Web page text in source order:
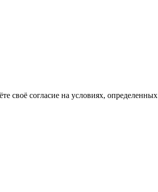
своё согласие на условиях, определенных